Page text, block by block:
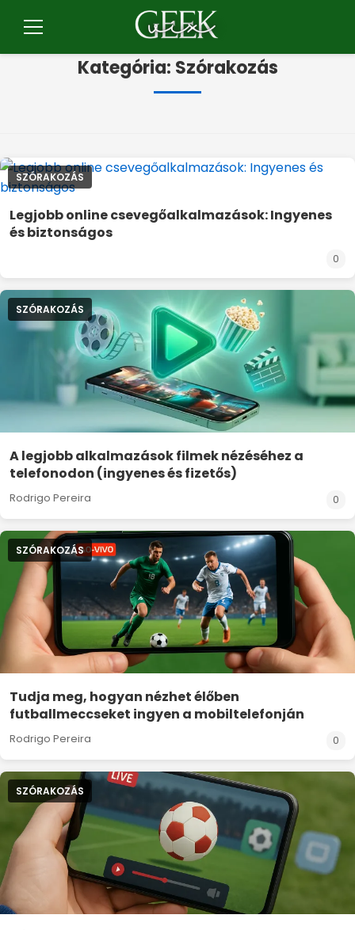
Menü
Kategória: Szórakozás
SZÓRAKOZÁS
Legjobb online csevegőalkalmazások: Ingyenes
és biztonságos
0
SZÓRAKOZÁS
A legjobb alkalmazások filmek nézéséhez a
telefonodon (ingyenes és fizetős)
Rodrigo Pereira 0
SZÓRAKOZÁS
Tudja meg, hogyan nézhet élőben
futballmeccseket ingyen a mobiltelefonján
Rodrigo Pereira 0
SZÓRAKOZÁS